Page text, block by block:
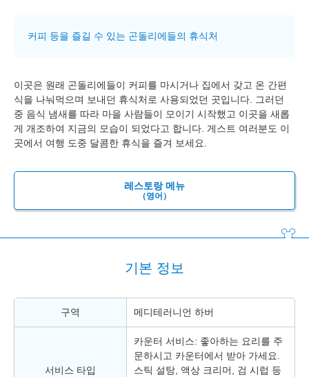
커피 등을 즐길 수 있는 곤돌리에들의 휴식처
이곳은 원래 곤돌리에들이 커피를 마시거나 집에서 갖고 온 간편
식을 나눠먹으며 보내던 휴식처로 사용되었던 곳입니다. 그러던
중 음식 냄새를 따라 마을 사람들이 모이기 시작했고 이곳을 새롭
게 개조하여 지금의 모습이 되었다고 합니다. 게스트 여러분도 이
곳에서 여행 도중 달콤한 휴식을 즐겨 보세요.
레스토랑 메뉴
（영어）
기본 정보
구역 메디테러니언 하버
서비스 타입
카운터 서비스: 좋아하는 요리를 주
문하시고 카운터에서 받아 가세요.
스틱 설탕, 액상 크리머, 검 시럽 등